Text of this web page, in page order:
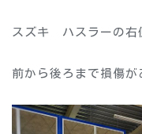
スズキ ハスラーの右
前から後ろまで損傷が